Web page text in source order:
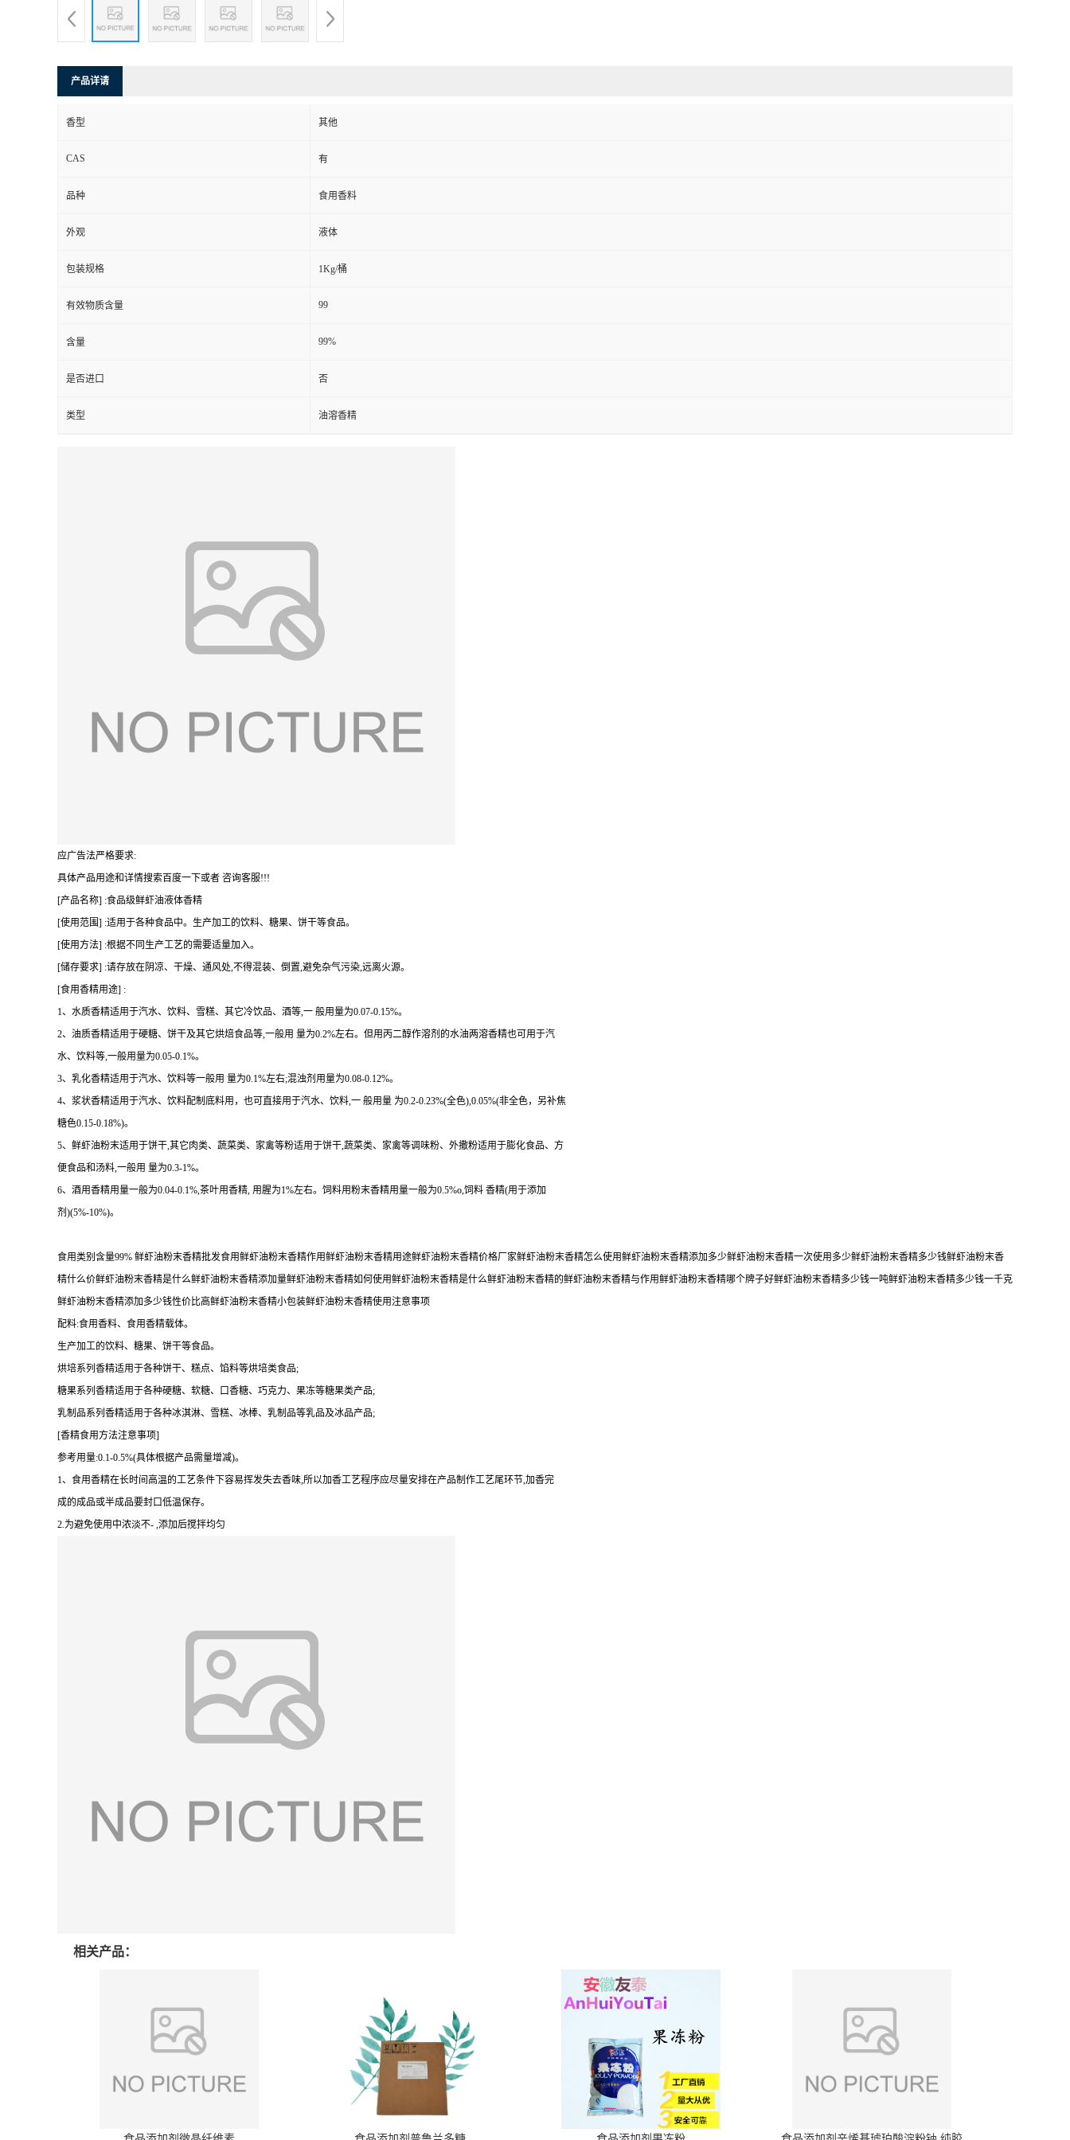
产品详请
香型 其他
CAS 有
品种 食用香料
外观 液体
包装规格 1Kg/桶
有效物质含量 99
含量 99%
是否进口 否
类型 油溶香精
应广告法严格要求:
具体产品用途和详情搜索百度一下或者 咨询客服!!!
[产品名称] :食品级鲜虾油液体香精
[使用范围] :适用于各种食品中。生产加工的饮料、糖果、饼干等食品。
[使用方法] :根据不同生产工艺的需要适量加入。
[储存要求] :请存放在阴凉、干燥、通风处,不得混装、倒置,避免杂气污染,远离火源。
[食用香精用途] :
1、水质香精适用于汽水、饮料、雪糕、其它冷饮品、酒等,一 般用量为0.07-0.15%。
2、油质香精适用于硬糖、饼干及其它烘焙食品等,一般用 量为0.2%左右。但用丙二醇作溶剂的水油两溶香精也可用于汽
水、饮料等,一般用量为0.05-0.1%。
3、乳化香精适用于汽水、饮料等一般用 量为0.1%左右;混浊剂用量为0.08-0.12%。
4、浆状香精适用于汽水、饮料配制底料用，也可直接用于汽水、饮料,一 般用量 为0.2-0.23%(全色),0.05%(非全色，另补焦
糖色0.15-0.18%)。
5、鲜虾油粉末适用于饼干,其它肉类、蔬菜类、家禽等粉适用于饼干,蔬菜类、家禽等调味粉、外撒粉适用于膨化食品、方
便食品和汤料,一般用 量为0.3-1%。
6、酒用香精用量一般为0.04-0.1%,茶叶用香精, 用腥为1%左右。饲料用粉末香精用量一般为0.5%o,饲料 香精(用于添加
剂)(5%-10%)。
食用类别含量99% 鲜虾油粉末香精批发食用鲜虾油粉末香精作用鲜虾油粉末香精用途鲜虾油粉末香精价格厂家鲜虾油粉末香精怎么使用鲜虾油粉末香精添加多少鲜虾油粉末香精一次使用多少鲜虾油粉末香精多少钱鲜虾油粉末香
精什么价鲜虾油粉末香精是什么鲜虾油粉末香精添加量鲜虾油粉末香精如何使用鲜虾油粉末香精是什么鲜虾油粉末香精的鲜虾油粉末香精与作用鲜虾油粉末香精哪个牌子好鲜虾油粉末香精多少钱一吨鲜虾油粉末香精多少钱一千克
鲜虾油粉末香精添加多少钱性价比高鲜虾油粉末香精小包装鲜虾油粉末香精使用注意事项
配料:食用香料、食用香精载体。
生产加工的饮料、糖果、饼干等食品。
烘培系列香精适用于各种饼干、糕点、馅料等烘培类食品;
糖果系列香精适用于各种硬糖、软糖、口香糖、巧克力、果冻等糖果类产品;
乳制品系列香精适用于各种冰淇淋、雪糕、冰棒、乳制品等乳品及冰品产品;
[香精食用方法注意事项]
参考用量:0.1-0.5%(具体根据产品需量增减)。
1、食用香精在长时间高温的工艺条件下容易挥发失去香味,所以加香工艺程序应尽量安排在产品制作工艺尾环节,加香完
成的成品或半成品要封口低温保存。
2.为避免使用中浓淡不- ,添加后搅拌均匀
相关产品：